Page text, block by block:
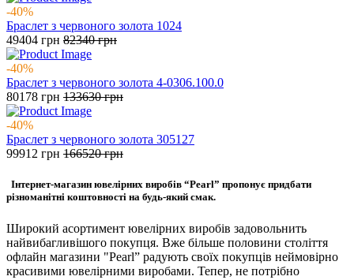
-40%
Браслет з червоного золота 1024
49404 грн 82340грн
-40%
Браслет з червоного золота 4-0306.100.0
80178 грн 133630грн
-40%
Браслет з червоного золота 305127
99912 грн 166520грн
Інтернет-магазин ювелірних виробів “Pearl” пропонує придбати
різноманітні коштовності на будь-який смак.
Широкий асортимент ювелірних виробів задовольнить
найвибагливішого покупця. Вже більше половини століття
офлайн магазини "Pearl” радують своїх покупців неймовірно
красивими ювелірними виробами. Тепер, не потрібно